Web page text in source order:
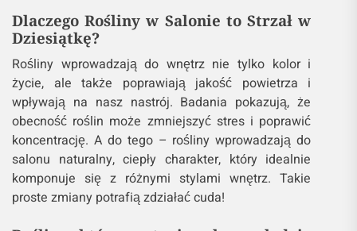
artykule podpowiadam, jakie rośliny możesz
wykorzystać, by stworzyć przytulną atmosferę w
swoim salonie, nie narażając się na zbyt duży
wydatek.
Dlaczego Rośliny w Salonie to Strzał w
Dziesiątkę?
Rośliny wprowadzają do wnętrz nie tylko kolor i
życie, ale także poprawiają jakość powietrza i
wpływają na nasz nastrój. Badania pokazują, że